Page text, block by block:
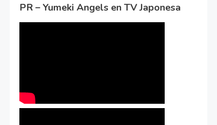
PR – Yumeki Angels en TV Japonesa